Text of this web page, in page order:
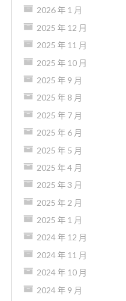
2026 年 1 月
2025 年 12 月
2025 年 11 月
2025 年 10 月
2025 年 9 月
2025 年 8 月
2025 年 7 月
2025 年 6 月
2025 年 5 月
2025 年 4 月
2025 年 3 月
2025 年 2 月
2025 年 1 月
2024 年 12 月
2024 年 11 月
2024 年 10 月
2024 年 9 月